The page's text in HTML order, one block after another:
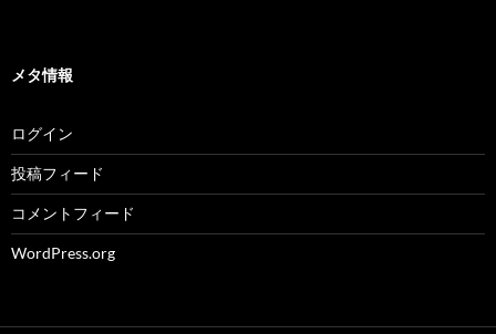
メタ情報
ログイン
投稿フィード
コメントフィード
WordPress.org